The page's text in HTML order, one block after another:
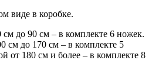
виде в коробке.
до 90 см – в комплекте 6 ножек.
см до 170 см – в комплекте 5
от 180 см и более – в комплекте 8